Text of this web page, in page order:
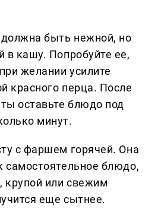
должна быть нежной, но
в кашу. Попробуйте ее,
желании усилите
красного перца. После
оставьте блюдо под
минут.
с фаршем горячей. Она
самостоятельное блюдо,
крупой или свежим
еще сытнее.